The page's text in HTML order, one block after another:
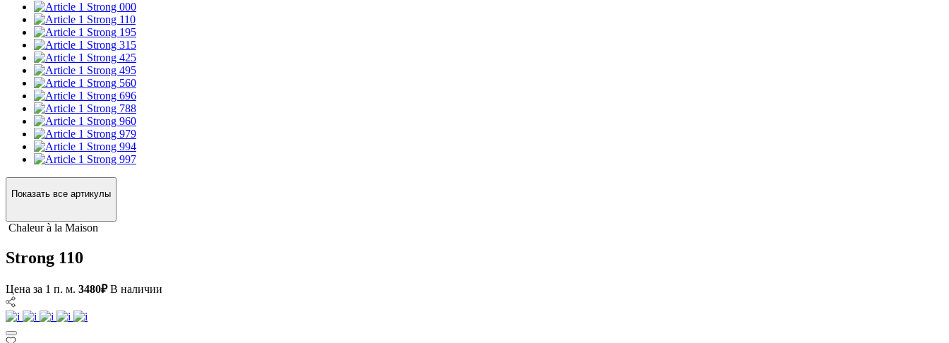
Strong 000
Strong 110
Strong 195
Strong 315
Strong 425
Strong 495
Strong 560
Strong 696
Strong 788
Strong 960
Strong 979
Strong 994
Strong 997
Показать все артикулы
Сhaleur à la Maison
Strong 110
Цена за 1 п. м. 3480₽ В наличии